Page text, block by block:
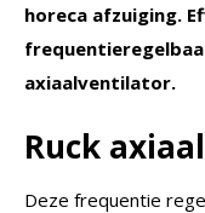
horeca afzuiging.
axiaalventilator.
Ruck axiaal
Deze frequentie